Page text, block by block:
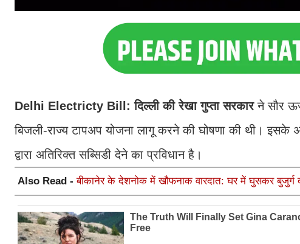
Delhi Electricty Bill: दिल्ली की रेखा गुप्ता सरकारने सौर
बिजली-राज्य टापअप योजना लागू करने की घोषणा की थी। इसके
द्वारा अतिरिक्त सब्सिडी देने का प्रविधान है।
Also Read -बीकानेर के देशनोक में खौफनाक वारदात: घर में घुसकर बुजुर्ग